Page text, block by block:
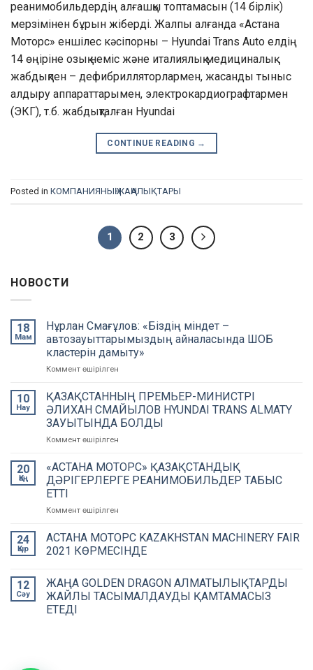
реанимобильдердің алғашқы топтамасын (14 бірлік)
мерзімінен бұрын жіберді. Жалпы алғанда «Астана
Моторс» еншілес кәсіпорны – Hyundai Trans Auto елдің
14 өңіріне озық неміс және италиялық медициналық
жабдықпен – дефибрилляторлармен, жасанды тыныс
алдыру аппараттарымен, электрокардиографтармен
(ЭКГ), т.б. жабдықталған Hyundai
CONTINUE READING →
Posted in КОМПАНИЯНЫҢ ЖАҢАЛЫҚТАРЫ
1 2 3
НОВОСТИ
18
Мам
Нұрлан Смағұлов: «Біздің міндет –
автозауыттарымыздың айналасында ШОБ
кластерін дамыту»
Коммент өшірілген
Смағұлов:
«Біздің
міндет
–
ШОБ
кластерін
10
Нау
ҚАЗАҚСТАННЫҢ ПРЕМЬЕР-МИНИСТРІ
ӘЛИХАН СМАЙЫЛОВ HYUNDAI TRANS ALMATY
ЗАУЫТЫНДА БОЛДЫ
Коммент өшірілген
ПРЕМЬЕР-
МИНИСТРІ
ӘЛИХАН
ALMATY
ЗАУЫТЫНДА
БОЛДЫ
20
Қаң
«АСТАНА МОТОРС» ҚАЗАҚСТАНДЫҚ
ДӘРІГЕРЛЕРГЕ РЕАНИМОБИЛЬДЕР ТАБЫС
ЕТТІ
Коммент өшірілген
МОТОРС»
ҚАЗАҚСТАНДЫҚ
ДӘРІГЕРЛЕРГЕ
ТАБЫС
ЕТТІ
24
Қыр
АСТАНА МОТОРС KAZAKHSTAN MACHINERY FAIR
2021 КӨРМЕСІНДЕ
12
Сәу
ЖАҢА GOLDEN DRAGON АЛМАТЫЛЫҚТАРДЫ
ЖАЙЛЫ ТАСЫМАЛДАУДЫ ҚАМТАМАСЫЗ
ЕТЕДІ